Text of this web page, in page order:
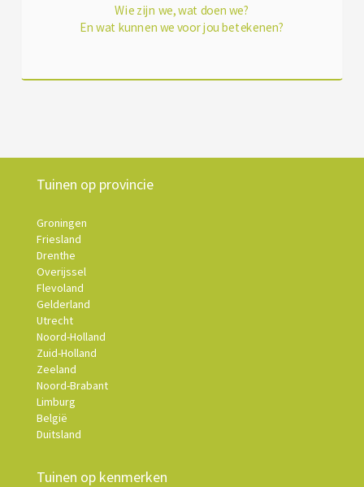
Wie zijn we, wat doen we?
En wat kunnen we voor jou betekenen?
Tuinen op provincie
Groningen
Friesland
Drenthe
Overijssel
Flevoland
Gelderland
Utrecht
Noord-Holland
Zuid-Holland
Zeeland
Noord-Brabant
Limburg
België
Duitsland
Tuinen op kenmerken